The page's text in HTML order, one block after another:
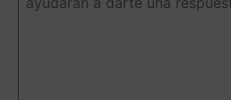
tu